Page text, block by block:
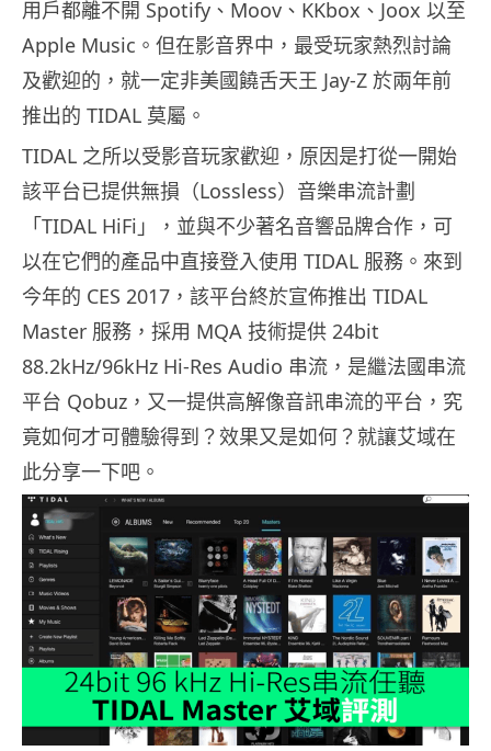
用戶都離不開 Spotify、Moov、KKbox、Joox 以至
Apple Music。但在影音界中，最受玩家熱烈討論
及歡迎的，就一定非美國饒舌天王 Jay-Z 於兩年前
推出的 TIDAL 莫屬。
TIDAL 之所以受影音玩家歡迎，原因是打從一開始
該平台已提供無損（Lossless）音樂串流計劃
「TIDAL HiFi」，並與不少著名音響品牌合作，可
以在它們的產品中直接登入使用 TIDAL 服務。來到
今年的 CES 2017，該平台終於宣佈推出 TIDAL
Master 服務，採用 MQA 技術提供 24bit
88.2kHz/96kHz Hi-Res Audio 串流，是繼法國串流
平台 Qobuz，又一提供高解像音訊串流的平台，究
竟如何才可體驗得到？效果又是如何？就讓艾域在
此分享一下吧。